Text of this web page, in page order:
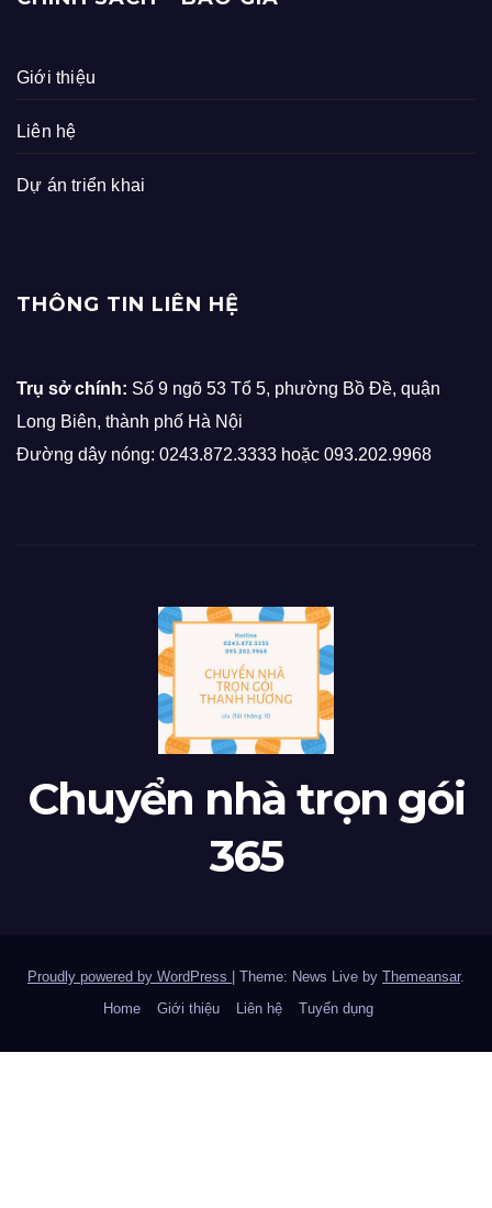
Giới thiệu
Liên hệ
Dự án triển khai
THÔNG TIN LIÊN HỆ
Trụ sở chính: Số 9 ngõ 53 Tổ 5, phường Bồ Đề, quận
Long Biên, thành phố Hà Nội
Đường dây nóng: 0243.872.3333 hoặc 093.202.9968
Chuyển nhà trọn gói
365
Proudly powered by WordPress Theme: News Live by Themeansar.
Home
Giới thiệu Liên hệ Tuyển dụng